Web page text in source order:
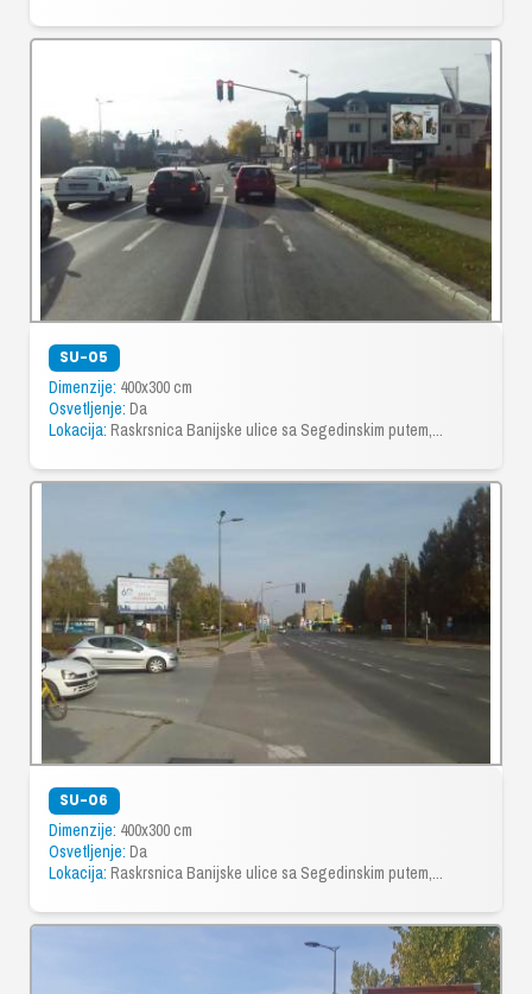
SU-05
Dimenzije: 400x300 cm
Osvetljenje: Da
Lokacija: Raskrsnica Banijske ulice sa Segedinskim putem,...
SU-06
Dimenzije: 400x300 cm
Osvetljenje: Da
Lokacija: Raskrsnica Banijske ulice sa Segedinskim putem,...